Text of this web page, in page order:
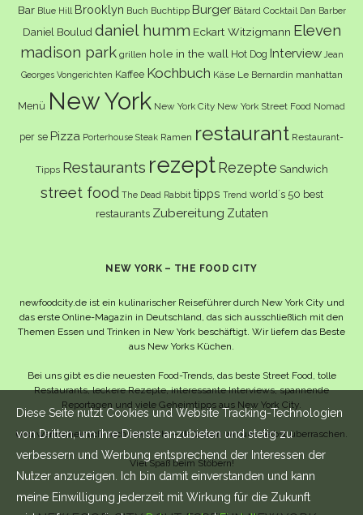
Bar Blue Hill Brooklyn Buch Buchtipp Burger Bâtard Cocktail Dan Barber
Daniel Boulud daniel humm Eckart Witzigmann Eleven
madison park grillen hole in the wall Hot Dog Interview Jean
Georges Vongerichten Kaffee Kochbuch Käse Le Bernardin manhattan
Menü New York New York City New York Street Food Nomad
per se Pizza Porterhouse Steak Ramen restaurant Restaurant-
Tipps Restaurants rezept Rezepte Sandwich
street food The Dead Rabbit tipps Trend world´s 50 best
restaurants Zubereitung Zutaten
NEW YORK – THE FOOD CITY
newfoodcity.de ist ein kulinarischer Reiseführer durch New York City und
das erste Online-Magazin in Deutschland, das sich ausschließlich mit den
Themen Essen und Trinken in New York beschäftigt. Wir liefern das Beste
aus New Yorks Küchen.
Bei uns gibt es die neuesten Food-Trends, das beste Street Food, tolle
Restaurants, leckere Rezepte, interessante Interviews, spannende
Reportagen und viele Geheimtipps aus New York City.
Und wahrscheinlich noch viel mehr – da lassen wir uns selbst überraschen.
Viel Spaß beim Stöbern!
Diese Seite nutzt Cookies und Website Tracking-Technologien
von Dritten, um ihre Dienste anzubieten und stetig zu
verbessern und Werbung entsprechend der Interessen der
Nutzer anzuzeigen. Ich bin damit einverstanden und kann
meine Einwilligung jederzeit mit Wirkung für die Zukunft